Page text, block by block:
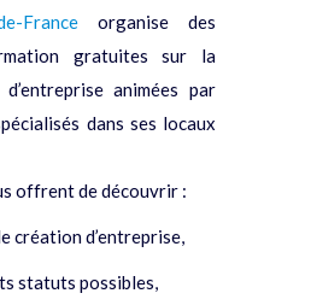
France organise des
gratuites sur la
animées par
dans ses locaux
offrent de découvrir :
création d’entreprise,
statuts possibles,